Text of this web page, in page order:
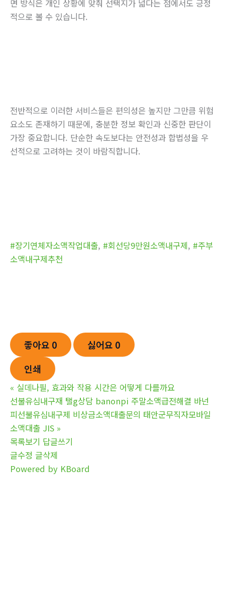
면 방식은 개인 상황에 맞춰 선택지가 넓다는 점에서도 긍정
적으로 볼 수 있습니다.
전반적으로 이러한 서비스들은 편의성은 높지만 그만큼 위험
요소도 존재하기 때문에, 충분한 정보 확인과 신중한 판단이
가장 중요합니다. 단순한 속도보다는 안전성과 합법성을 우
선적으로 고려하는 것이 바람직합니다.
#장기연체자소액작업대출, #회선당9만원소액내구제, #주부
소액내구제추천
좋아요 0 싫어요 0
인쇄
« 실데나필, 효과와 작용 시간은 어떻게 다를까요
선불유심내구재 탤g상담 banonpi 주말소액급전해결 바넌
피선불유심내구제 비상금소액대출문의 태안군무직자모바일
소액대출 JIS »
목록보기 답글쓰기
글수정 글삭제
Powered by KBoard